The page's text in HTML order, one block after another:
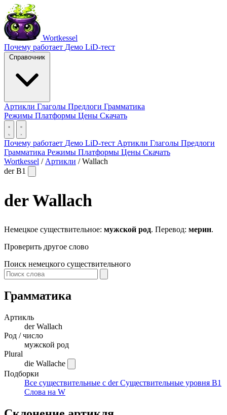
Wortkessel
Почему работает Демо LiD-тест
Справочник
Артикли Глаголы Предлоги Грамматика
Режимы Платформы Цены Скачать
Почему работает Демо LiD-тест Артикли Глаголы Предлоги
Грамматика Режимы Платформы Цены Скачать
Wortkessel / Артикли / Wallach
derB1
derWallach
Немецкое существительное: мужской род. Перевод: мерин.
Проверить другое слово
Поиск немецкого существительного
Грамматика
Артикль
derWallach
Род / число
мужской род
Plural
die Wallache
Подборки
Все существительные с derСуществительные уровня B1
Слова на W